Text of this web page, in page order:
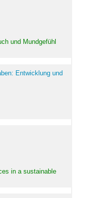
und Mundgefühl
Entwicklung und
in a sustainable